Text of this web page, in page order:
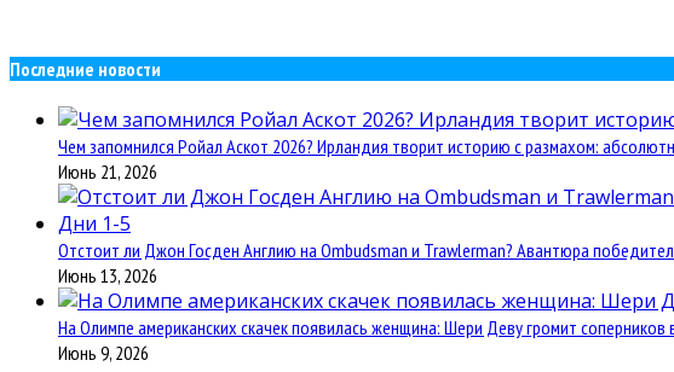
Последние новости
Чем запомнился Ройал Аскот 2026? Ирландия творит историю с размахом:
Июнь 21, 2026
Отстоит ли Джон Госден Англию на Ombudsman и Trawlerman? Авантюра
Июнь 13, 2026
На Олимпе американских скачек появилась женщина: Шери Деву громит
Июнь 9, 2026